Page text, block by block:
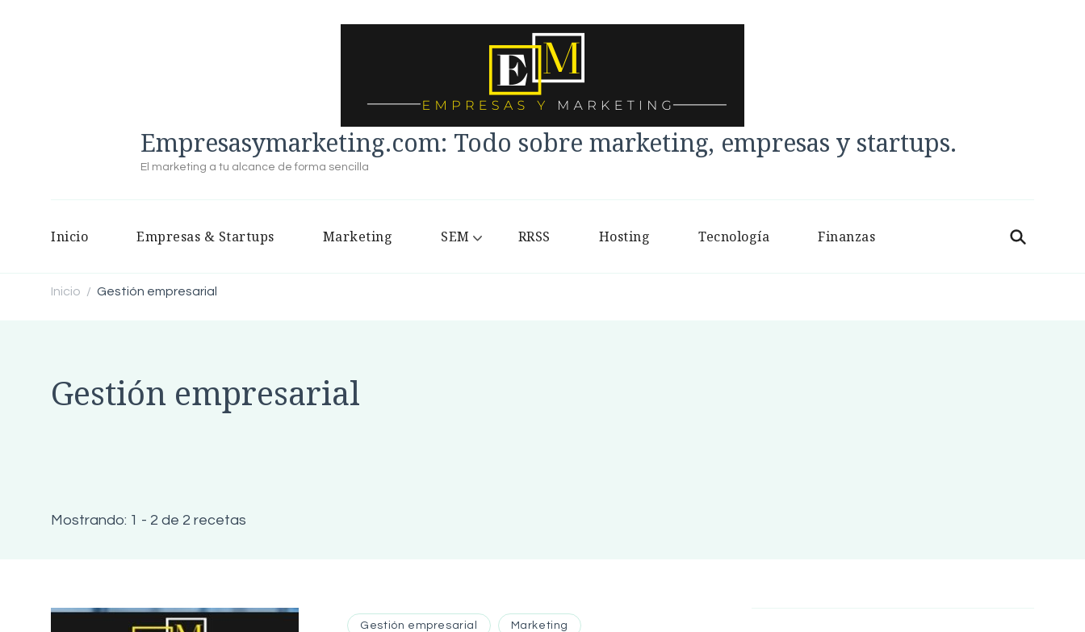
Empresasymarketing.com: Todo sobre marketing, empresas y startups.
El marketing a tu alcance de forma sencilla
Inicio Empresas & Startups Marketing SEM RRSS Hosting Tecnología Finanzas
Inicio / Gestión empresarial
Gestión empresarial
Mostrando: 1 - 2 de 2 recetas
Gestión empresarial Marketing